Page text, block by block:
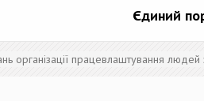
Єдиний
організації працевлаштування людей